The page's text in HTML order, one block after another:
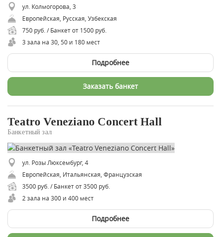
ул. Колмогорова, 3
Европейская, Русская, Узбекская
750 руб. / Банкет от 1500 руб.
3 зала на 30, 50 и 180 мест
Подробнее
Заказать банкет
Teatro Veneziano Concert Hall
Банкетный зал
ул. Розы Люксембург, 4
Европейская, Итальянская, Французская
3500 руб. / Банкет от 3500 руб.
2 зала на 300 и 400 мест
Подробнее